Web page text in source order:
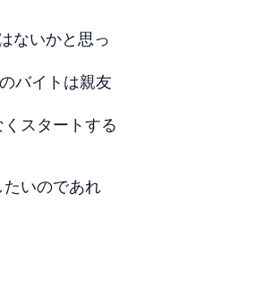
ないかと思っ
バイトは親友
スタートする
いのであれ